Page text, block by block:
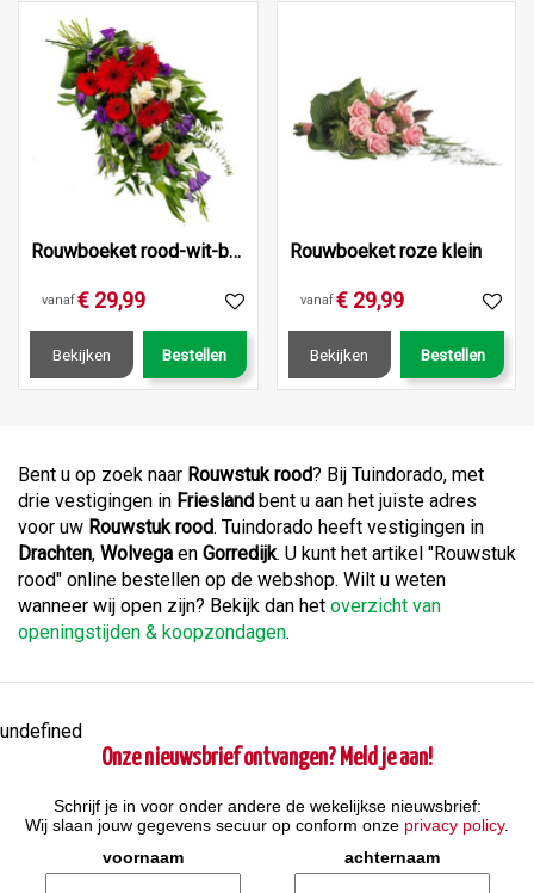
Rouwboeket rood-wit-blauw klein
vanaf€ 29,99
Bekijken Bestellen
Rouwboeket roze klein
vanaf€ 29,99
Bekijken Bestellen
Bent u op zoek naar Rouwstuk rood? Bij Tuindorado, met
drie vestigingen in Friesland bent u aan het juiste adres
voor uw Rouwstuk rood. Tuindorado heeft vestigingen in
Drachten, Wolvega en Gorredijk. U kunt het artikel "Rouwstuk
rood" online bestellen op de webshop. Wilt u weten
wanneer wij open zijn? Bekijk dan het overzicht van
openingstijden & koopzondagen.
undefined
Onze nieuwsbrief ontvangen? Meld je aan!
Schrijf je in voor onder andere de wekelijkse nieuwsbrief:
Wij slaan jouw gegevens secuur op conform onze privacy policy.
voornaam
achternaam